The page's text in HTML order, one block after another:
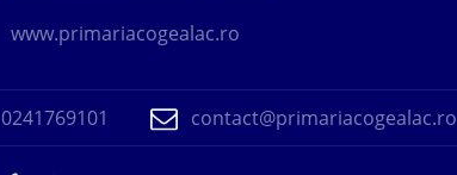
www.primariacogealac.ro
0241769101 contact@primariacogealac.ro